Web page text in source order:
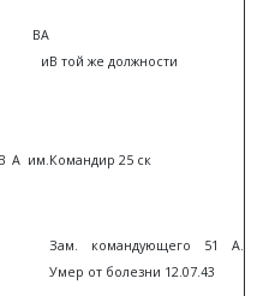
ВА
иВ той же должности
А им.Командир 25 ск
Зам. командующего 51 А.
Умер от болезни 12.07.43